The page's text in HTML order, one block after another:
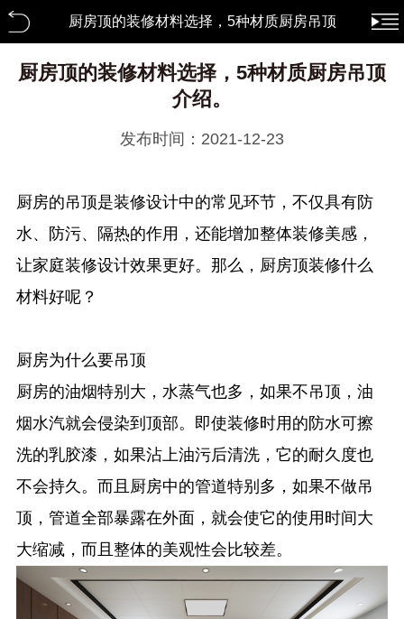
厨房顶的装修材料选择，5种材质厨房吊顶
厨房顶的装修材料选择，5种材质厨房吊顶
介绍。
发布时间：2021-12-23
厨房的吊顶是装修设计中的常见环节，不仅具有防
水、防污、隔热的作用，还能增加整体装修美感，
让家庭装修设计效果更好。那么，厨房顶装修什么
材料好呢？
厨房为什么要吊顶
厨房的油烟特别大，水蒸气也多，如果不吊顶，油
烟水汽就会侵染到顶部。即使装修时用的防水可擦
洗的乳胶漆，如果沾上油污后清洗，它的耐久度也
不会持久。而且厨房中的管道特别多，如果不做吊
顶，管道全部暴露在外面，就会使它的使用时间大
大缩减，而且整体的美观性会比较差。